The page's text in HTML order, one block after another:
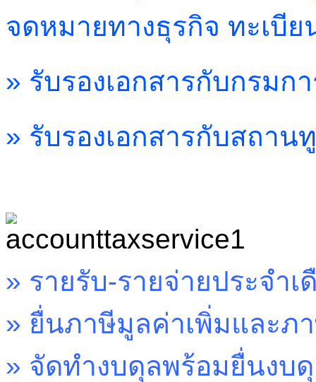
จดหมายทางธุรกิจ ทะเบี
» รับรองเอกสารกับกรมก
» รับรองเอกสารกับสถาน
» รายรับ-รายจ่ายประจำเ
» ยื่นภาษีมูลค่าเพิ่มและภ
» จัดทำงบดุลพร้อมยื่นงบ